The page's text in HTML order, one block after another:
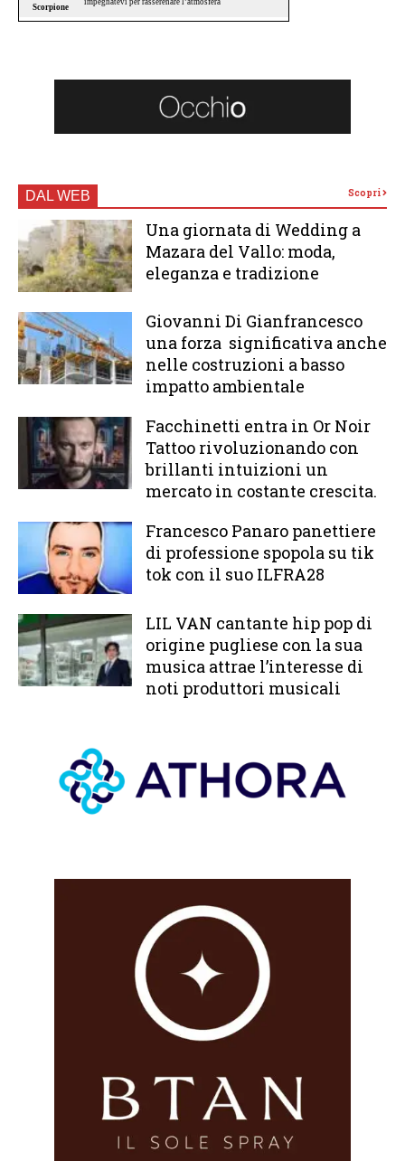
DAL WEB Scopri
Una giornata di Wedding a
Mazara del Vallo: moda,
eleganza e tradizione
Giovanni Di Gianfrancesco
una forza significativa anche
nelle costruzioni a basso
impatto ambientale
Facchinetti entra in Or Noir
Tattoo rivoluzionando con
brillanti intuizioni un
mercato in costante crescita.
Francesco Panaro panettiere
di professione spopola su tik
tok con il suo ILFRA28
LIL VAN cantante hip pop di
origine pugliese con la sua
musica attrae l’interesse di
noti produttori musicali